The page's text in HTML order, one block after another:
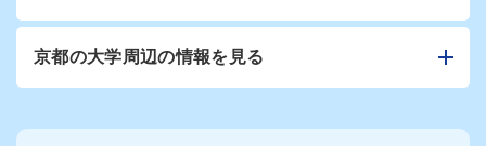
京都の大学周辺の情報を見る